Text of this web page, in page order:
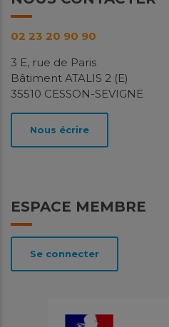
ESPACE MEMBRE
Se connecter
02 23 20 90 90
3 E, rue de Paris
Bâtiment ATALIS 2 (E)
35510 CESSON-SEVIGNE
Nous écrire